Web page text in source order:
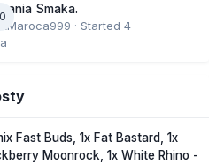
Smaka.
· Started 4
Fast Buds, 1x Fat Bastard, 1x
Moonrock, 1x White Rhino -